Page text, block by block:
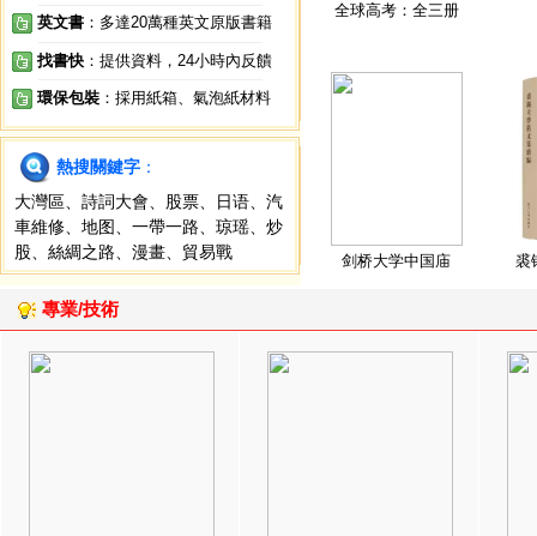
英文書 ：多達20萬種英文原版書籍
找書快 ：提供資料，24小時內反饋
環保包裝 ：採用紙箱、氣泡紙材料
熱搜關鍵字 ：
大灣區
詩詞大會 股票 日语
汽
車維修
地图 一帶一路 琼瑶
炒
股
絲綢之路 漫畫 貿易戰
全球高考：全三册
剑桥大学中国庙 裘
專業/技術